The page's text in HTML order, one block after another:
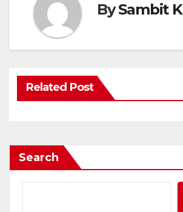
BySambit K
Related Post
Search